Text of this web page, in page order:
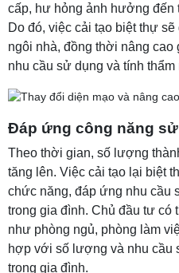
cấp, hư hỏng ảnh hưởng đến
Do đó, việc cải tạo biệt thự
ngôi nhà, đồng thời nâng cao
nhu cầu sử dụng và tính
Đáp ứng công năng
Theo thời gian, số lượng
tăng lên. Việc cải tạo lại biệt
chức năng, đáp ứng nhu cầu
trong gia đình. Chủ đầu tư có
như phòng ngủ, phòng làm
hợp với số lượng và nhu cầu
trong gia đình.